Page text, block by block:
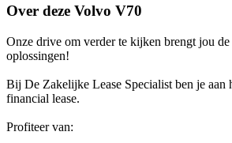
Over deze Volvo V70
Onze drive om verder te kijken brengt jou de
oplossingen!
Bij De Zakelijke Lease Specialist ben je aan
financial lease.
Profiteer van: